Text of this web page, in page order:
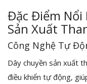
Đặc Điểm Nổi
Sản Xuất
Công Nghệ Tự
Dây chuyền sản xuất
điều khiển tự động,